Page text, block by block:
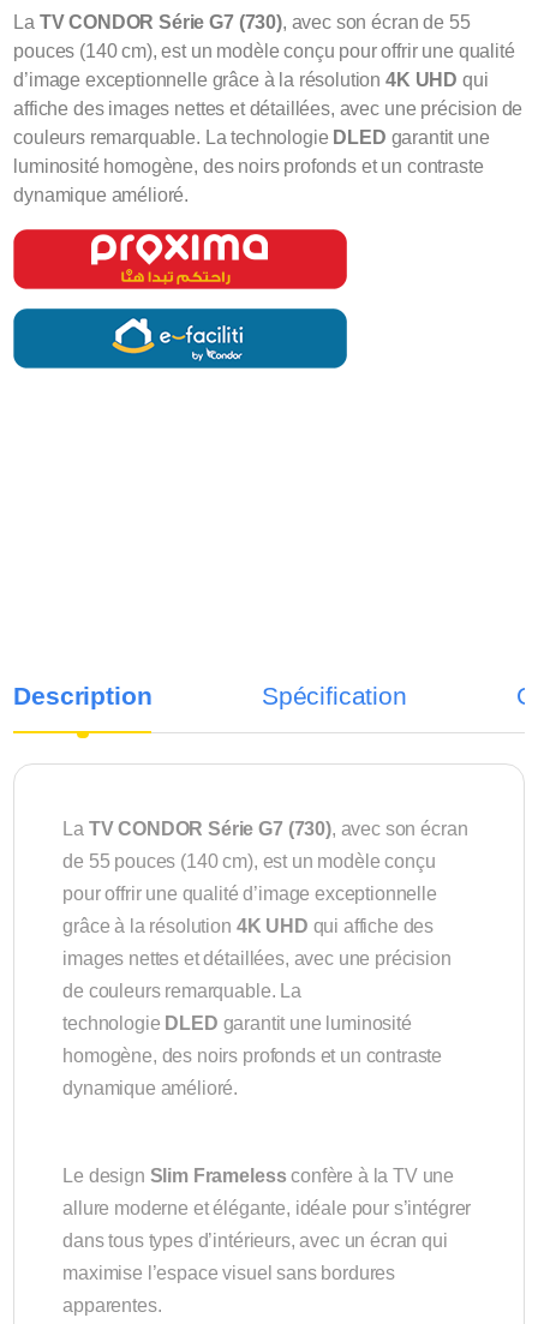
La TV CONDOR Série G7 (730), avec son écran de 55
pouces (140 cm), est un modèle conçu pour offrir une qualité
d’image exceptionnelle grâce à la résolution4K UHD qui
affiche des images nettes et détaillées, avec une précision de
couleurs remarquable. La technologie DLED garantit une
luminosité homogène, des noirs profonds et un contraste
dynamique amélioré.
Description Spécification
La TV CONDOR Série G7 (730), avec son écran
de 55 pouces (140 cm), est un modèle conçu
pour offrir une qualité d’image exceptionnelle
grâce à la résolution 4K UHD qui affiche des
images nettes et détaillées, avec une précision
de couleurs remarquable. La
technologie DLED garantit une luminosité
homogène, des noirs profonds et un contraste
dynamique amélioré.
Le design Slim Framelessconfère à la TV une
allure moderne et élégante, idéale pour s’intégrer
dans tous types d’intérieurs, avec un écran qui
maximise l’espace visuel sans bordures
apparentes.